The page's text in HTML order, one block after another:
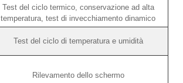
Test del ciclo termico, conservazione ad alta
temperatura, test di invecchiamento dinamico
Test del ciclo di temperatura e umidità
Rilevamento dello schermo